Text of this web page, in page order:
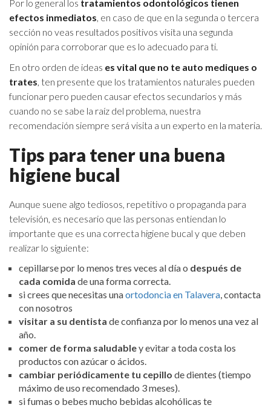
Por lo general los tratamientos odontológicos tienen
efectos inmediatos, en caso de que en la segunda o tercera
sección no veas resultados positivos visita una segunda
opinión para corroborar que es lo adecuado para ti.
En otro orden de ideas es vital que no te auto mediques o
trates, ten presente que los tratamientos naturales pueden
funcionar pero pueden causar efectos secundarios y más
cuando no se sabe la raíz del problema, nuestra
recomendación siempre será visita a un experto en la materia.
Tips para tener una buena
higiene bucal
Aunque suene algo tediosos, repetitivo o propaganda para
televisión, es necesario que las personas entiendan lo
importante que es una correcta higiene bucal y que deben
realizar lo siguiente:
cepillarse por lo menos tres veces al día o después de
cada comida de una forma correcta.
si crees que necesitas unaortodoncia en Talavera, contacta
con nosotros
visitar a su dentista de confianza por lo menos una vez al
año.
comer de forma saludabley evitar a toda costa los
productos con azúcar o ácidos.
cambiar periódicamente tu cepillo de dientes (tiempo
máximo de uso recomendado 3 meses).
si fumas o bebes mucho bebidas alcohólicas te